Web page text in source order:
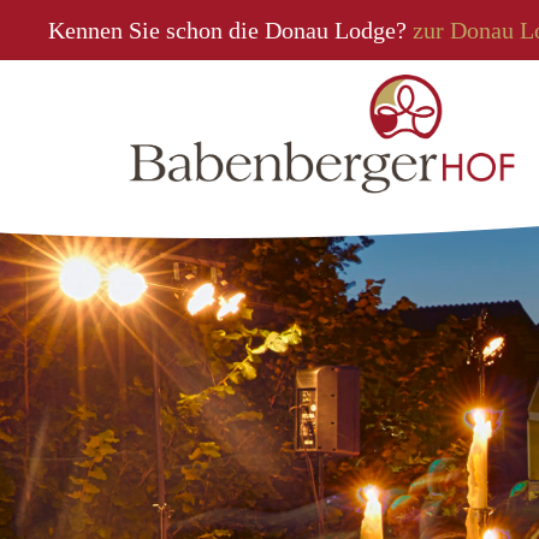
Kennen Sie schon die Donau Lodge? zur Donau